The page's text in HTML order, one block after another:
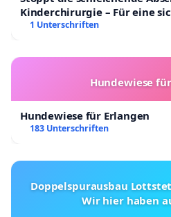
Wie können wir
Strengere
wird eine umfassendere
Verkehrsüberwachung
Technologien zur
Polizeipräsenz auf den
Unfallrisiko.
Kinderchirurgie – Für eine
Kinder in Deutschland
1 Unterschriften
Hundewiese
Hundewiese für Erlangen
183 Unterschriften
Doppelspurausbau
Wir hier haben